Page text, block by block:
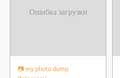
📷 my photo dump